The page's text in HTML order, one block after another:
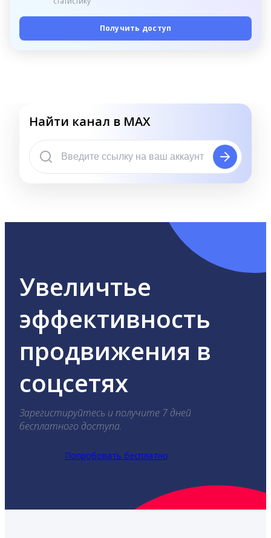
Получить доступ
Найти канал в MAX
Увеличтье
эффективность
продвижения в
соцсетях
Зарегистируйтесь и получите 7 дней
бесплатного доступа.
Попробовать бесплатно